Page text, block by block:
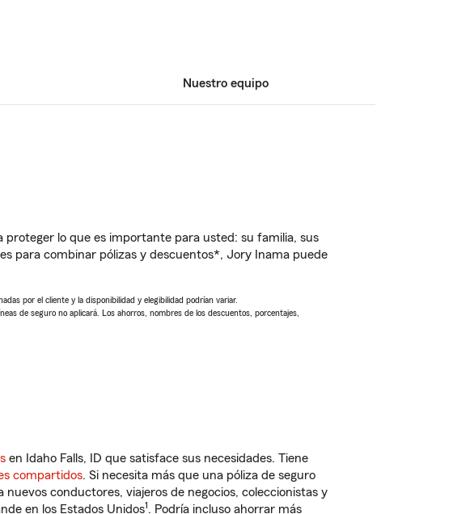
Nuestro equipo
lo que es importante para usted: su familia, sus
para combinar pólizas y descuentos*, Jory Inama puede
por el cliente y la disponibilidad y elegibilidad podrían variar.
de seguro no aplicará. Los ahorros, nombres de los descuentos, porcentajes,
en Idaho Falls, ID que satisface sus necesidades. Tiene
compartidos. Si necesita más que una póliza de seguro
conductores, viajeros de negocios, coleccionistas y
en los Estados Unidos1. Podría incluso ahorrar más